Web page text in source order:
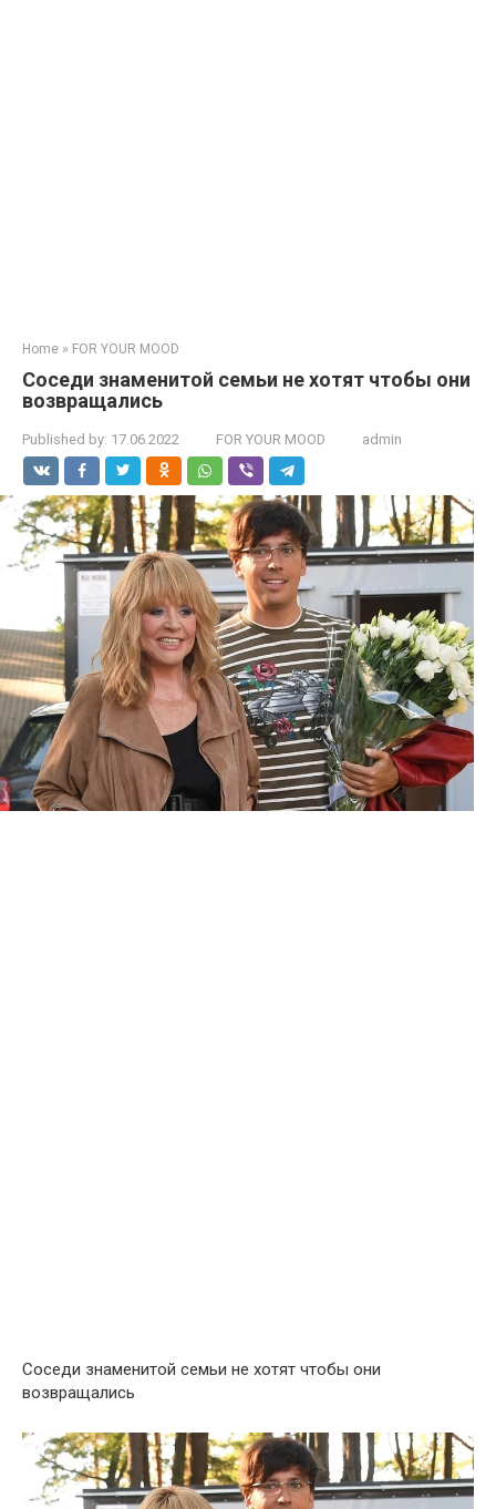
Home » FOR YOUR MOOD
Соседи знаменитой семьи не хотят чтобы они
возвращались
Published by: 17.06.2022 FOR YOUR MOOD admin
Соседи знаменитой семьи не хотят чтобы они
возвращались